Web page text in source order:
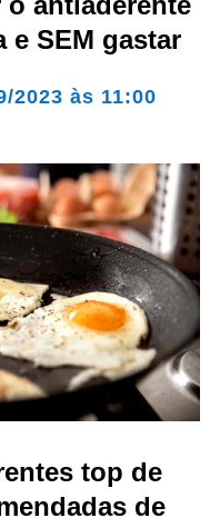
e SEM gastar
2023 às 11:00
top de
de